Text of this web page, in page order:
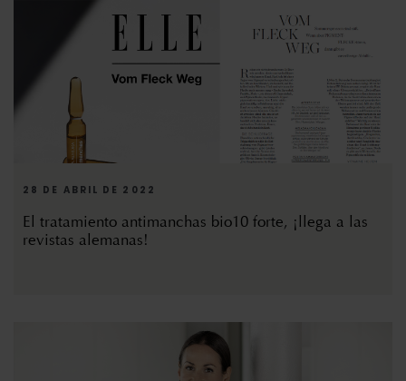
28 DE ABRIL DE 2022
El tratamiento antimanchas bio10 forte, ¡llega a las
revistas alemanas!